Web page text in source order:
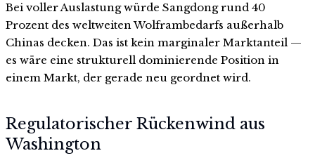
Bei voller Auslastung würde Sangdong rund 40
Prozent des weltweiten Wolframbedarfs außerhalb
Chinas decken. Das ist kein marginaler Marktanteil —
es wäre eine strukturell dominierende Position in
einem Markt, der gerade neu geordnet wird.
Regulatorischer Rückenwind aus
Washington